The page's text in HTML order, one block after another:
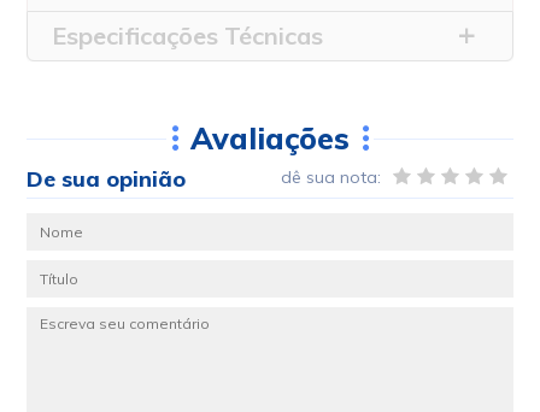
Especificações Técnicas
Avaliações
De sua opinião dê sua nota: